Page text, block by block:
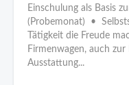
Einschulung als Basis
(Probemonat) •
Tätigkeit die Freude
Firmenwagen, auch
Ausstattung...